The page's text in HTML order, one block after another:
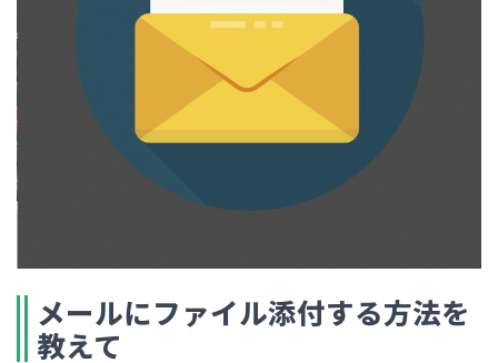
メールにファイル添付する方法を
教えて